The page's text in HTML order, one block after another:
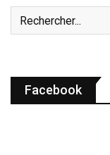
Facebook